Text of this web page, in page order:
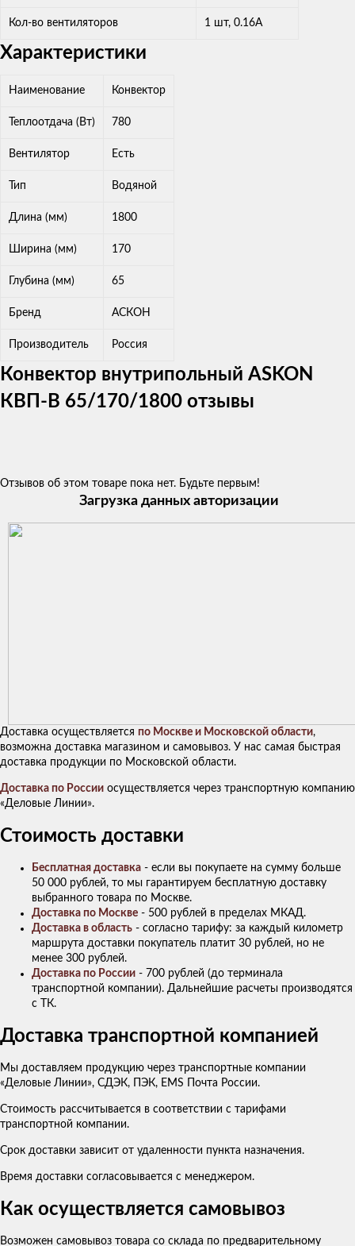
Кол-во вентиляторов 1 шт, 0.16А
Характеристики
Наименование Конвектор
Теплоотдача (Вт) 780
Вентилятор Есть
Тип Водяной
Длина (мм) 1800
Ширина (мм) 170
Глубина (мм) 65
Бренд АСКОН
Производитель Россия
Конвектор внутрипольный ASKON
КВП-В 65/170/1800 отзывы
Отзывов об этом товаре пока нет. Будьте первым!
Загрузка данных авторизации
Доставка осуществляется по Москве и Московской области,
возможна доставка магазином и самовывоз. У нас самая быстрая
доставка продукции по Московской области.
Доставка по России осуществляется через транспортную компанию
«Деловые Линии».
Стоимость доставки
Бесплатная доставка - если вы покупаете на сумму больше
50 000 рублей, то мы гарантируем бесплатную доставку
выбранного товара по Москве.
Доставка по Москве - 500 рублей в пределах МКАД.
Доставка в область - согласно тарифу: за каждый километр
маршрута доставки покупатель платит 30 рублей, но не
менее 300 рублей.
Доставка по России - 700 рублей (до терминала
транспортной компании). Дальнейшие расчеты производятся
с ТК.
Доставка транспортной компанией
Мы доставляем продукцию через транспортные компании
«Деловые Линии», СДЭК, ПЭК, EMS Почта России.
Стоимость рассчитывается в соответствии с тарифами
транспортной компании.
Срок доставки зависит от удаленности пункта назначения.
Время доставки согласовывается с менеджером.
Как осуществляется самовывоз
Возможен самовывоз товара со склада по предварительному